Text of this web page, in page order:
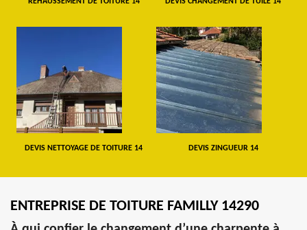
DEVIS NETTOYAGE DE TOITURE 14 DEVIS ZINGUEUR 14
ENTREPRISE DE TOITURE FAMILLY 14290